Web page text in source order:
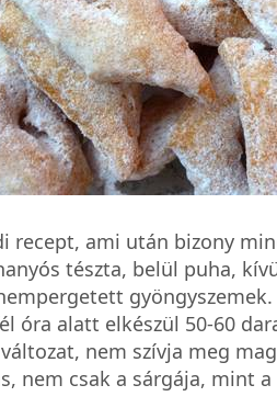
recept, ami után bizony
tészta, belül puha,
óra alatt elkészül 50-60
nem szívja meg
nem csak a sárgája, mint